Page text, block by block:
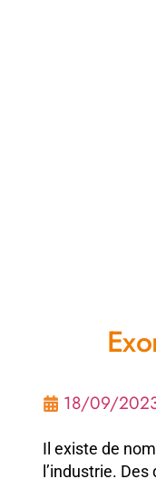
18/09/
Il existe de
l’industrie.